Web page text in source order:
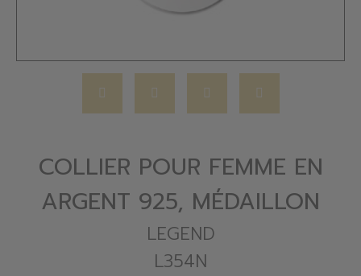
COLLIER POUR FEMME EN
ARGENT 925, MÉDAILLON
LEGEND
L354N